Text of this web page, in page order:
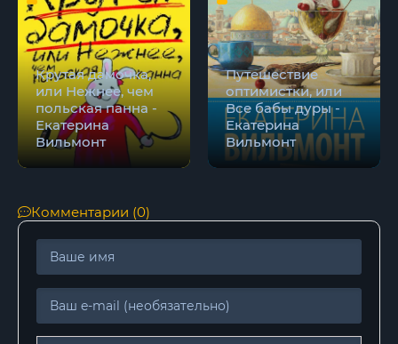
Крутая дамочка,
или Нежнее, чем
польская панна -
Екатерина
Вильмонт
Путешествие
оптимистки, или
Все бабы дуры -
Екатерина
Вильмонт
Комментарии (0)